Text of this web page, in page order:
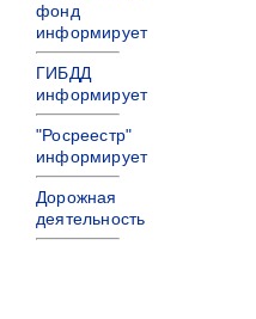
фонд
информирует
ГИБДД
информирует
"Росреестр"
информирует
Дорожная
деятельность